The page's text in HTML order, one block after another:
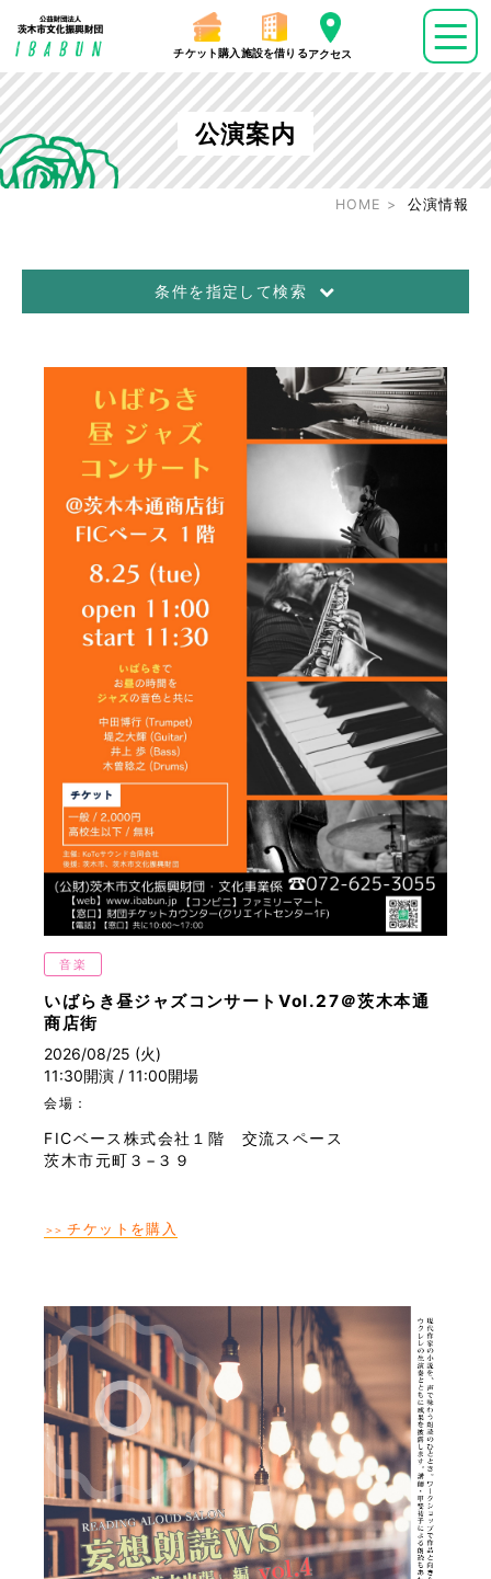
チケット購入 施設を借りるアクセス
公演案内
HOME 公演情報
条件を指定して検索
音楽
大衆芸能
伝統芸能
ワークショップ
ダンス
その他
フリーワード
音楽
いばらき昼ジャズコンサートVol.27＠茨木本通
商店街
2026/08/25 (火)
11:30開演 / 11:00開場
会場：
FICベース株式会社１階 交流スペース
茨木市元町３−３９
＞＞ チケットを購入